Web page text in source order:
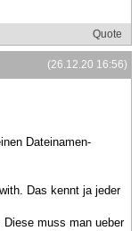
Quote
(26.12.20 16:56)
Dateinamen-
Das kennt ja jeder
Diese muss man ueber